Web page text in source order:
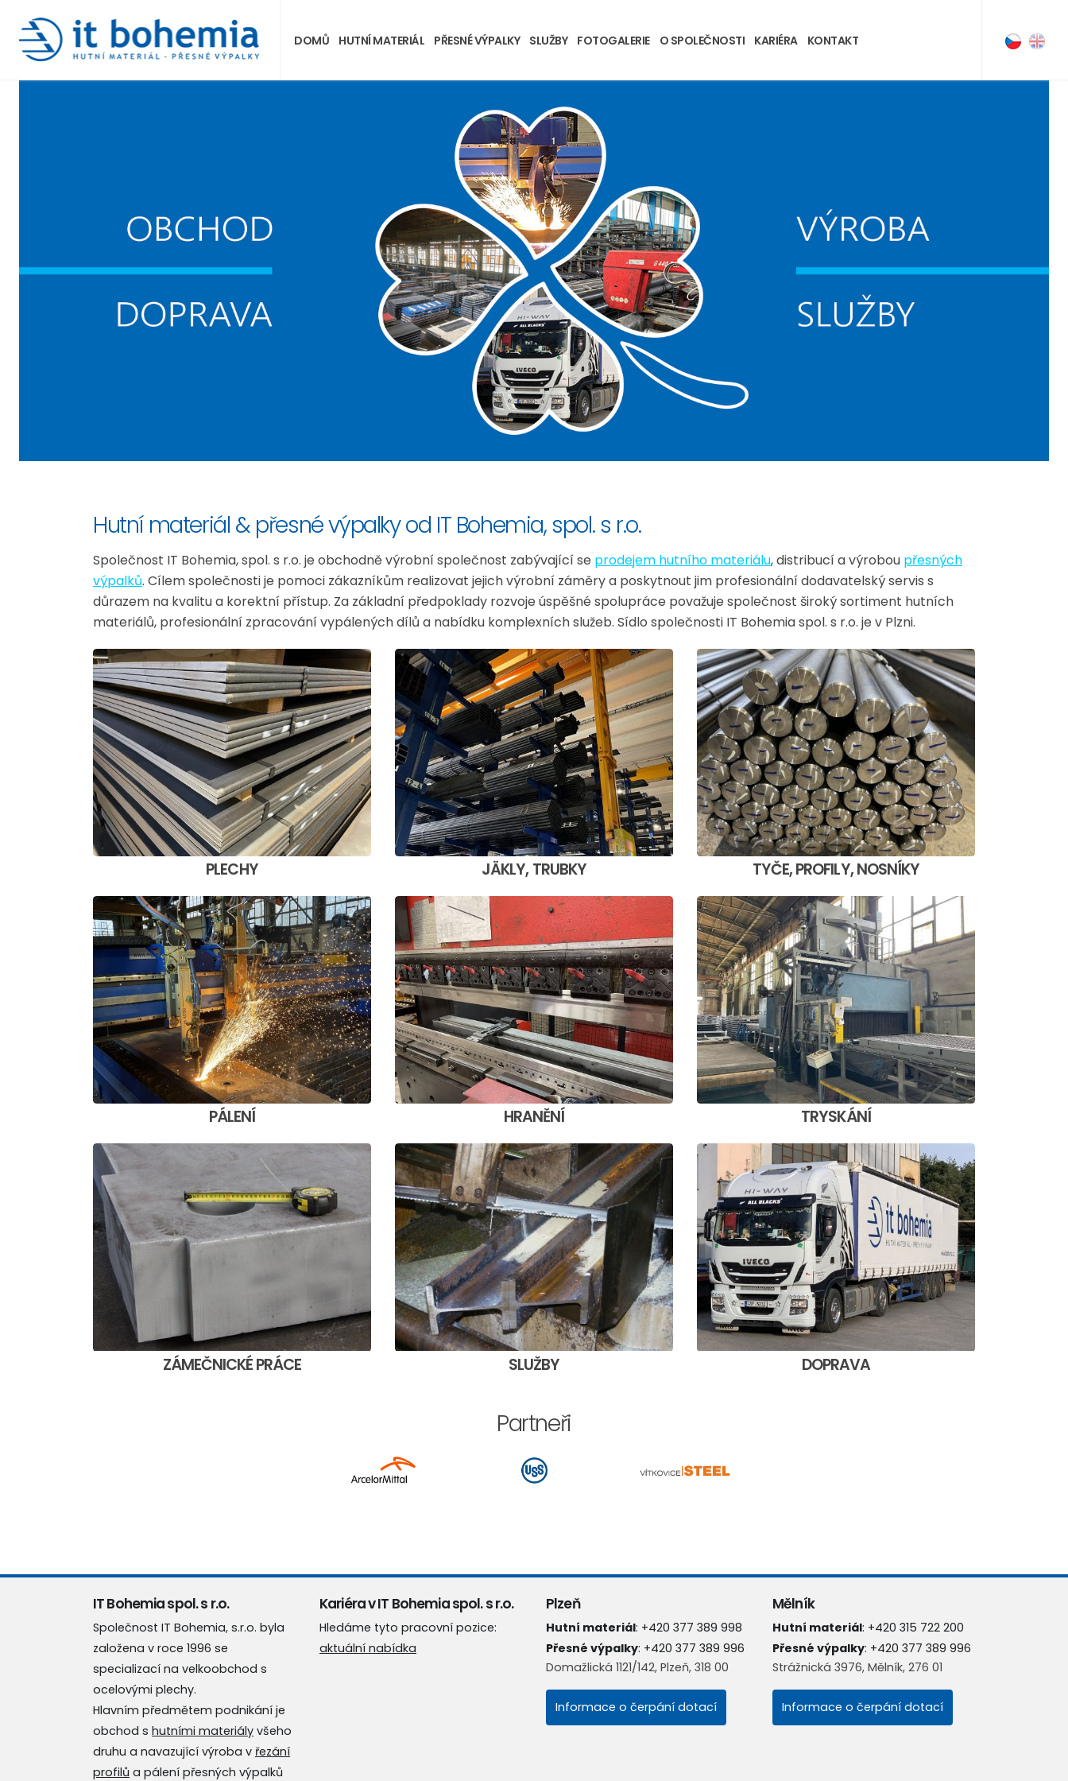
DOMŮ HUTNÍ MATERIÁL PŘESNÉ VÝPALKY SLUŽBY FOTOGALERIE O SPOLEČNOSTI KARIÉRA KONTAKT
Hutní materiál & přesné výpalky od IT Bohemia, spol. s r.o.
Společnost IT Bohemia, spol. s r.o. je obchodně výrobní společnost zabývající se prodejem hutního materiálu, distribucí a výrobou přesných
výpalků. Cílem společnosti je pomoci zákazníkům realizovat jejich výrobní záměry a poskytnout jim profesionální dodavatelský servis s
důrazem na kvalitu a korektní přístup. Za základní předpoklady rozvoje úspěšné spolupráce považuje společnost široký sortiment hutních
materiálů, profesionální zpracování vypálených dílů a nabídku komplexních služeb. Sídlo společnosti IT Bohemia spol. s r.o. je v Plzni.
PLECHY JÄKLY, TRUBKY TYČE, PROFILY, NOSNÍKY
PÁLENÍ HRANĚNÍ TRYSKÁNÍ
ZÁMEČNICKÉ PRÁCE SLUŽBY DOPRAVA
Partneři
IT Bohemia spol. s r.o.
Společnost IT Bohemia, s.r.o. byla
založena v roce 1996 se
specializací na velkoobchod s
ocelovými plechy.
Hlavním předmětem podnikání je
obchod s hutními materiály všeho
druhu a navazující výroba v řezání
profilů a pálení přesných výpalků
Kariéra v IT Bohemia spol. s r.o.
Hledáme tyto pracovní pozice:
aktuální nabídka
Plzeň
Hutní materiál: +420 377 389 998
Přesné výpalky: +420 377 389 996
Domažlická 1121/142, Plzeň, 318 00
Informace o čerpání dotací
Mělník
Hutní materiál: +420 315 722 200
Přesné výpalky: +420 377 389 996
Strážnická 3976, Mělník, 276 01
Informace o čerpání dotací